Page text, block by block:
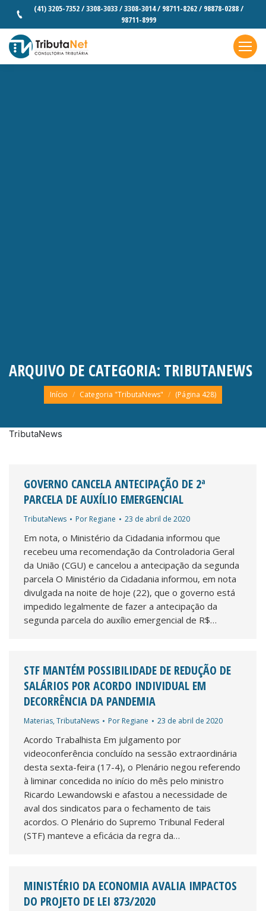
(41) 3205-7352 / 3308-3033 / 3308-3014 / 98711-8262 / 98878-0288 /
98711-8999
ARQUIVO DE CATEGORIA: TRIBUTANEWS
Você está aqui:
Início Categoria "TributaNews" (Página 428)
TributaNews
GOVERNO CANCELA ANTECIPAÇÃO DE 2ª
PARCELA DE AUXÍLIO EMERGENCIAL
TributaNews Por Regiane 23 de abril de 2020
Em nota, o Ministério da Cidadania informou que
recebeu uma recomendação da Controladoria Geral
da União (CGU) e cancelou a antecipação da segunda
parcela O Ministério da Cidadania informou, em nota
divulgada na noite de hoje (22), que o governo está
impedido legalmente de fazer a antecipação da
segunda parcela do auxílio emergencial de R$…
STF MANTÉM POSSIBILIDADE DE REDUÇÃO DE
SALÁRIOS POR ACORDO INDIVIDUAL EM
DECORRÊNCIA DA PANDEMIA
Materias,TributaNews Por Regiane 23 de abril de 2020
Acordo Trabalhista Em julgamento por
videoconferência concluído na sessão extraordinária
desta sexta-feira (17-4), o Plenário negou referendo
à liminar concedida no início do mês pelo ministro
Ricardo Lewandowski e afastou a necessidade de
aval dos sindicatos para o fechamento de tais
acordos. O Plenário do Supremo Tribunal Federal
(STF) manteve a eficácia da regra da…
MINISTÉRIO DA ECONOMIA AVALIA IMPACTOS
DO PROJETO DE LEI 873/2020